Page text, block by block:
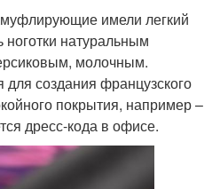
имели легкий
ноготки натуральным
молочным.
создания французского
покрытия, например –
дресс-кода в офисе.